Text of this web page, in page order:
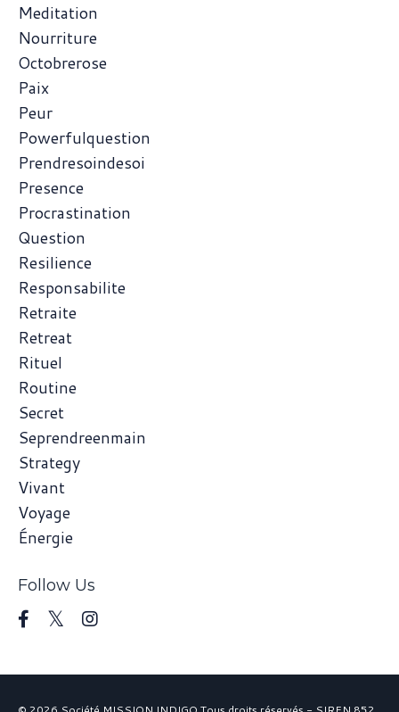
Meditation
Nourriture
Octobrerose
Paix
Peur
Powerfulquestion
Prendresoindesoi
Presence
Procrastination
Question
Resilience
Responsabilite
Retraite
Retreat
Rituel
Routine
Secret
Seprendreenmain
Strategy
Vivant
Voyage
Énergie
Follow Us